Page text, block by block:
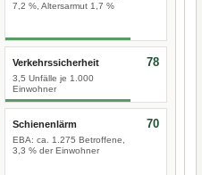
7,2 %, Altersarmut 1,7 %
Verkehrssicherheit
3,5 Unfälle je 1.000
Einwohner
78
Schienenlärm
EBA: ca. 1.275 Betroffene,
3,3 % der Einwohner
70